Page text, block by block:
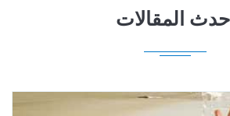
أحدث المقالات